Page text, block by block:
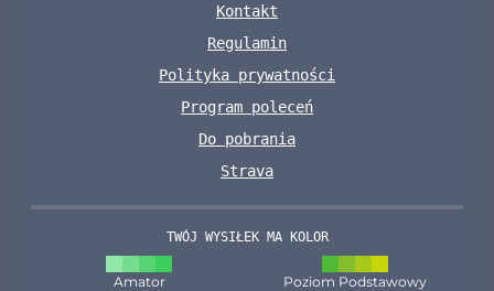
Kontakt
Regulamin
Polityka prywatności
Program poleceń
Do pobrania
Strava
TWÓJ WYSIŁEK MA KOLOR
Amator Poziom Podstawowy